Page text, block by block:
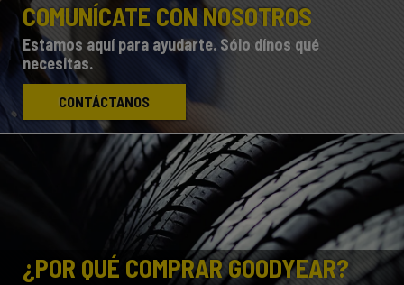
COMUNÍCATE CON NOSOTROS
Estamos aquí para ayudarte. Sólo dínos qué
necesitas.
CONTÁCTANOS
¿POR QUÉ COMPRAR GOODYEAR?